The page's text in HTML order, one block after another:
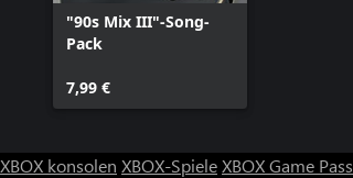
"90s Mix III"-Song-
Pack
7,99 €
XBOX konsolen XBOX-SpieleXBOX Game Pass